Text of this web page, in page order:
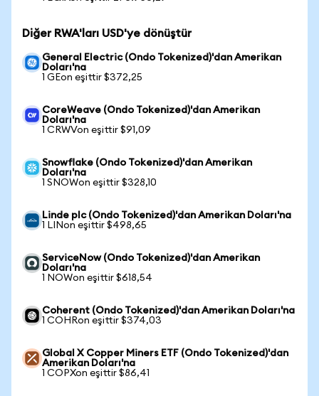
Diğer RWA'ları USD'ye dönüştür
General Electric (Ondo Tokenized)'dan Amerikan
Doları'na
1 GEon eşittir $372,25
CoreWeave (Ondo Tokenized)'dan Amerikan
Doları'na
1 CRWVon eşittir $91,09
Snowflake (Ondo Tokenized)'dan Amerikan
Doları'na
1 SNOWon eşittir $328,10
Linde plc (Ondo Tokenized)'dan Amerikan Doları'na
1 LINon eşittir $498,65
ServiceNow (Ondo Tokenized)'dan Amerikan
Doları'na
1 NOWon eşittir $618,54
Coherent (Ondo Tokenized)'dan Amerikan Doları'na
1 COHRon eşittir $374,03
Global X Copper Miners ETF (Ondo Tokenized)'dan
Amerikan Doları'na
1 COPXon eşittir $86,41